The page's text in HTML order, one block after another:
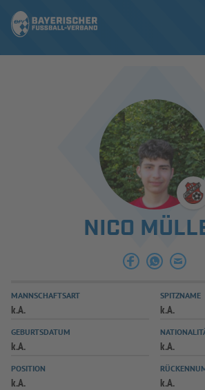
ERGEBNISSE & WETTBEWERBE
SPIELBETRIEB & VERBANDSLEBEN
AUSBILDUNG & FÖRDERUNG
NICO
MANNSCHAFTSART
k.A.
SPITZNAME
k.A.
GEBURTSDATUM
k.A. k.A.
POSITION
k.A. k.A.